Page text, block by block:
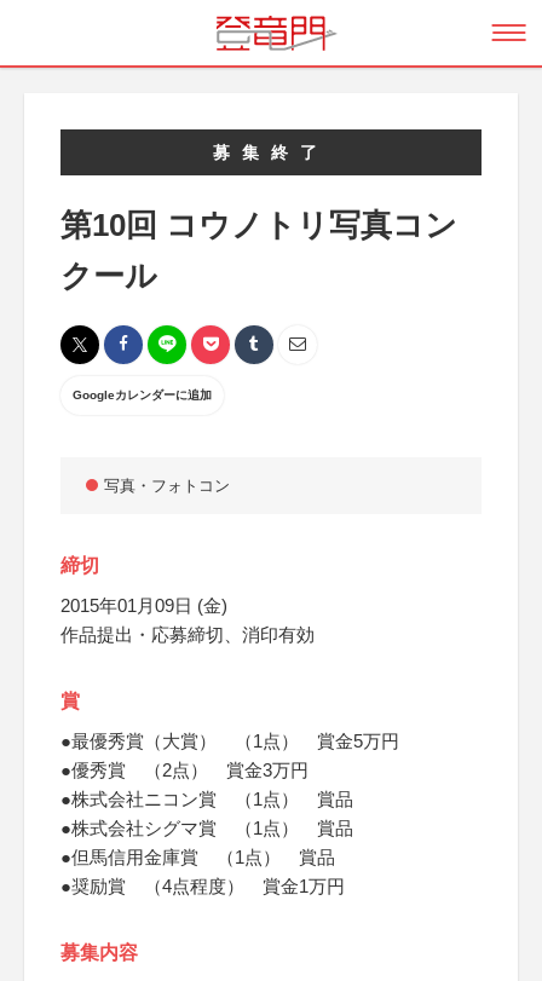
募集終了
第10回 コウノトリ写真コン
クール
Googleカレンダーに追加
写真・フォトコン
締切
2015年01月09日 (金)
作品提出・応募締切、消印有効
賞
●最優秀賞（大賞） （1点） 賞金5万円
●優秀賞 （2点） 賞金3万円
●株式会社ニコン賞 （1点） 賞品
●株式会社シグマ賞 （1点） 賞品
●但馬信用金庫賞 （1点） 賞品
●奨励賞 （4点程度） 賞金1万円
募集内容